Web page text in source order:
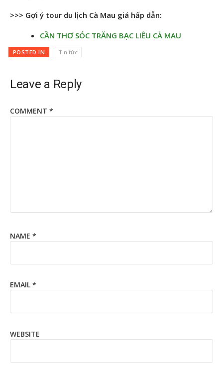
>>> Gợi ý tour du lịch Cà Mau giá hấp dẫn:
CẦN THƠ SÓC TRĂNG BẠC LIÊU CÀ MAU
POSTED IN Tin tức
Leave a Reply
COMMENT *
NAME *
EMAIL *
WEBSITE